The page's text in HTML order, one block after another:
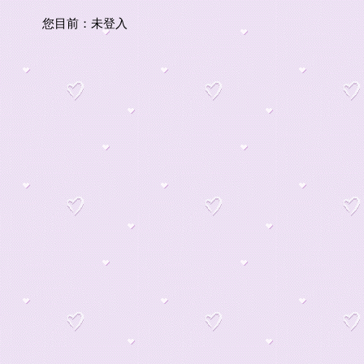
您目前： 未登入